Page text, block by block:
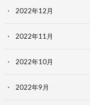
2022年12月
2022年11月
2022年10月
2022年9月